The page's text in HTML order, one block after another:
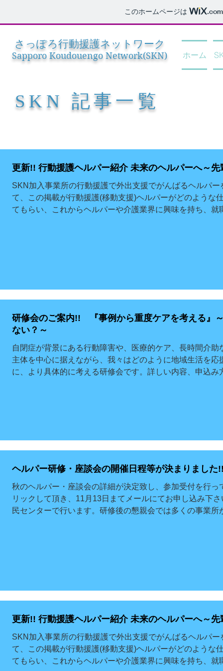
このホームページは .com
さっぽろ​​行動援護ネットワーク
Sapporo Koudouengo Network(SKN) ホーム
SKN 記事一覧​
更新!! 行動援護ヘルパー紹介 未来の
SKN加入事業所の行動援護で外出支援でがんばるヘルパ
て、この掲載が行動援護(移動支援)ヘルパーがどのような
てもらい、これからヘルパーや介護業界に興味を持ち、
研修会のご案内!! 『事例から重度ケアを考える』
ない？～
自閉症が背景にある行動障害や、医療的ケア、長時間介
主体を中心に据えながら、我々はどのように地域生活を
に、より具体的に考える研修会です。詳しい内容、申込み
ヘルパー研修・座談会の開催日程等が決まりました
秋のヘルパー・座談会の詳細が決定致し、参加受付を行
リックして頂き、11月13日まてメールにてお申し込み下
民センターで行います。研修後の懇親会では多くの事業
更新!! 行動援護ヘルパー紹介 未来の
SKN加入事業所の行動援護で外出支援でがんばるヘルパ
て、この掲載が行動援護(移動支援)ヘルパーがどのような
てもらい、これからヘルパーや介護業界に興味を持ち、